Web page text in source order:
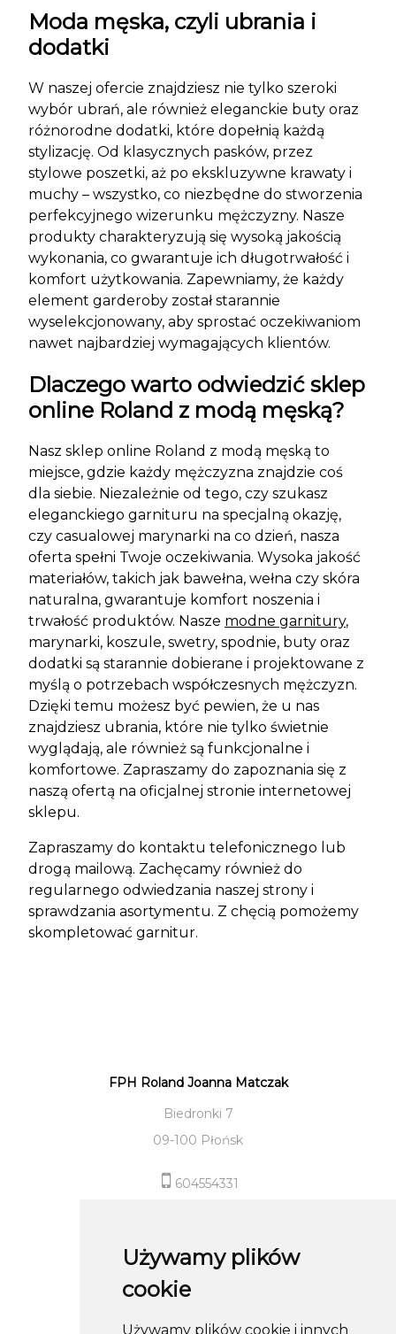
Używamy plików
cookie
Używamy plików cookie i innych
Moda męska, czyli ubrania i
dodatki
W naszej ofercie znajdziesz nie tylko szeroki
wybór ubrań, ale również eleganckie buty oraz
różnorodne dodatki, które dopełnią każdą
stylizację. Od klasycznych pasków, przez
stylowe poszetki, aż po ekskluzywne krawaty i
muchy – wszystko, co niezbędne do stworzenia
perfekcyjnego wizerunku mężczyzny. Nasze
produkty charakteryzują się wysoką jakością
wykonania, co gwarantuje ich długotrwałość i
komfort użytkowania. Zapewniamy, że każdy
element garderoby został starannie
wyselekcjonowany, aby sprostać oczekiwaniom
nawet najbardziej wymagających klientów.
Dlaczego warto odwiedzić sklep
online Roland z modą męską?
Nasz sklep online Roland z modą męską to
miejsce, gdzie każdy mężczyzna znajdzie coś
dla siebie. Niezależnie od tego, czy szukasz
eleganckiego garnituru na specjalną okazję,
czy casualowej marynarki na co dzień, nasza
oferta spełni Twoje oczekiwania. Wysoka jakość
materiałów, takich jak bawełna, wełna czy skóra
naturalna, gwarantuje komfort noszenia i
trwałość produktów. Nasze modne garnitury,
marynarki, koszule, swetry, spodnie, buty oraz
dodatki są starannie dobierane i projektowane z
myślą o potrzebach współczesnych mężczyzn.
Dzięki temu możesz być pewien, że u nas
znajdziesz ubrania, które nie tylko świetnie
wyglądają, ale również są funkcjonalne i
komfortowe. Zapraszamy do zapoznania się z
naszą ofertą na oficjalnej stronie internetowej
sklepu.
Zapraszamy do kontaktu telefonicznego lub
drogą mailową. Zachęcamy również do
regularnego odwiedzania naszej strony i
sprawdzania asortymentu. Z chęcią pomożemy
skompletować garnitur.
FPH Roland Joanna Matczak
Biedronki 7
09-100 Płońsk
604554331
Informacje
Pomoc